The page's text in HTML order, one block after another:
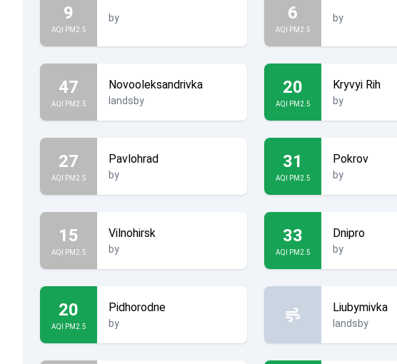
9
AQI PM2.5
by 6
AQI PM2.5
by
47
AQI PM2.5
Novooleksandrivka
landsby
20
AQI PM2.5
Kryvyi Rih
by
27
AQI PM2.5
Pavlohrad
by
31
AQI PM2.5
Pokrov
by
15
AQI PM2.5
Vilnohirsk
by
33
AQI PM2.5
Dnipro
by
20
AQI PM2.5
Pidhorodne
by
Liubymivka
landsby